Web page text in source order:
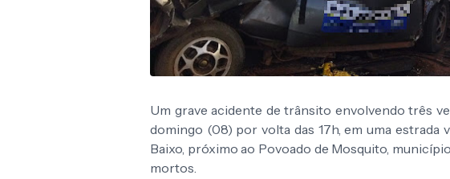
Um grave acidente de trânsito envolvendo três
domingo (08) por volta das 17h, em uma estrada
Baixo, próximo ao Povoado de Mosquito,
mortos.